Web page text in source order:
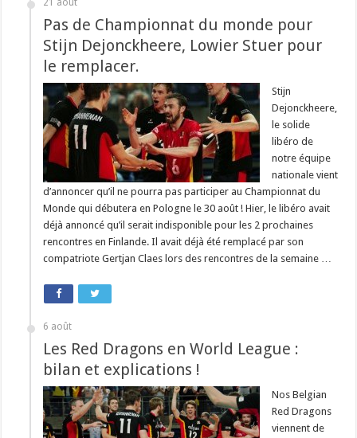
21 août
Pas de Championnat du monde pour
Stijn Dejonckheere, Lowier Stuer pour
le remplacer.
Stijn
Dejonckheere,
le solide
libéro de
notre équipe
nationale vient
d’annoncer qu’il ne pourra pas participer au Championnat du
Monde qui débutera en Pologne le 30 août ! Hier, le libéro avait
déjà annoncé qu’il serait indisponible pour les 2 prochaines
rencontres en Finlande. Il avait déjà été remplacé par son
compatriote Gertjan Claes lors des rencontres de la semaine …
6 août
Les Red Dragons en World League :
bilan et explications !
Nos Belgian
Red Dragons
viennent de